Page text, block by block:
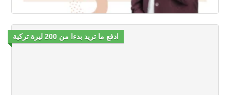
ادفع ما تريد بدءا من 200 ليرة تركية